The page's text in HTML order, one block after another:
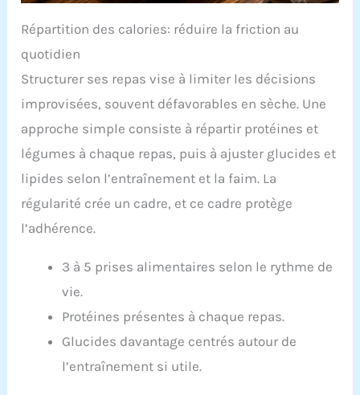
Répartition des calories: réduire la friction au
quotidien
Structurer ses repas vise à limiter les décisions
improvisées, souvent défavorables en sèche. Une
approche simple consiste à répartir protéines et
légumes à chaque repas, puis à ajuster glucides et
lipides selon l’entraînement et la faim. La
régularité crée un cadre, et ce cadre protège
l’adhérence.
3 à 5 prises alimentaires selon le rythme de
vie.
Protéines présentes à chaque repas.
Glucides davantage centrés autour de
l’entraînement si utile.